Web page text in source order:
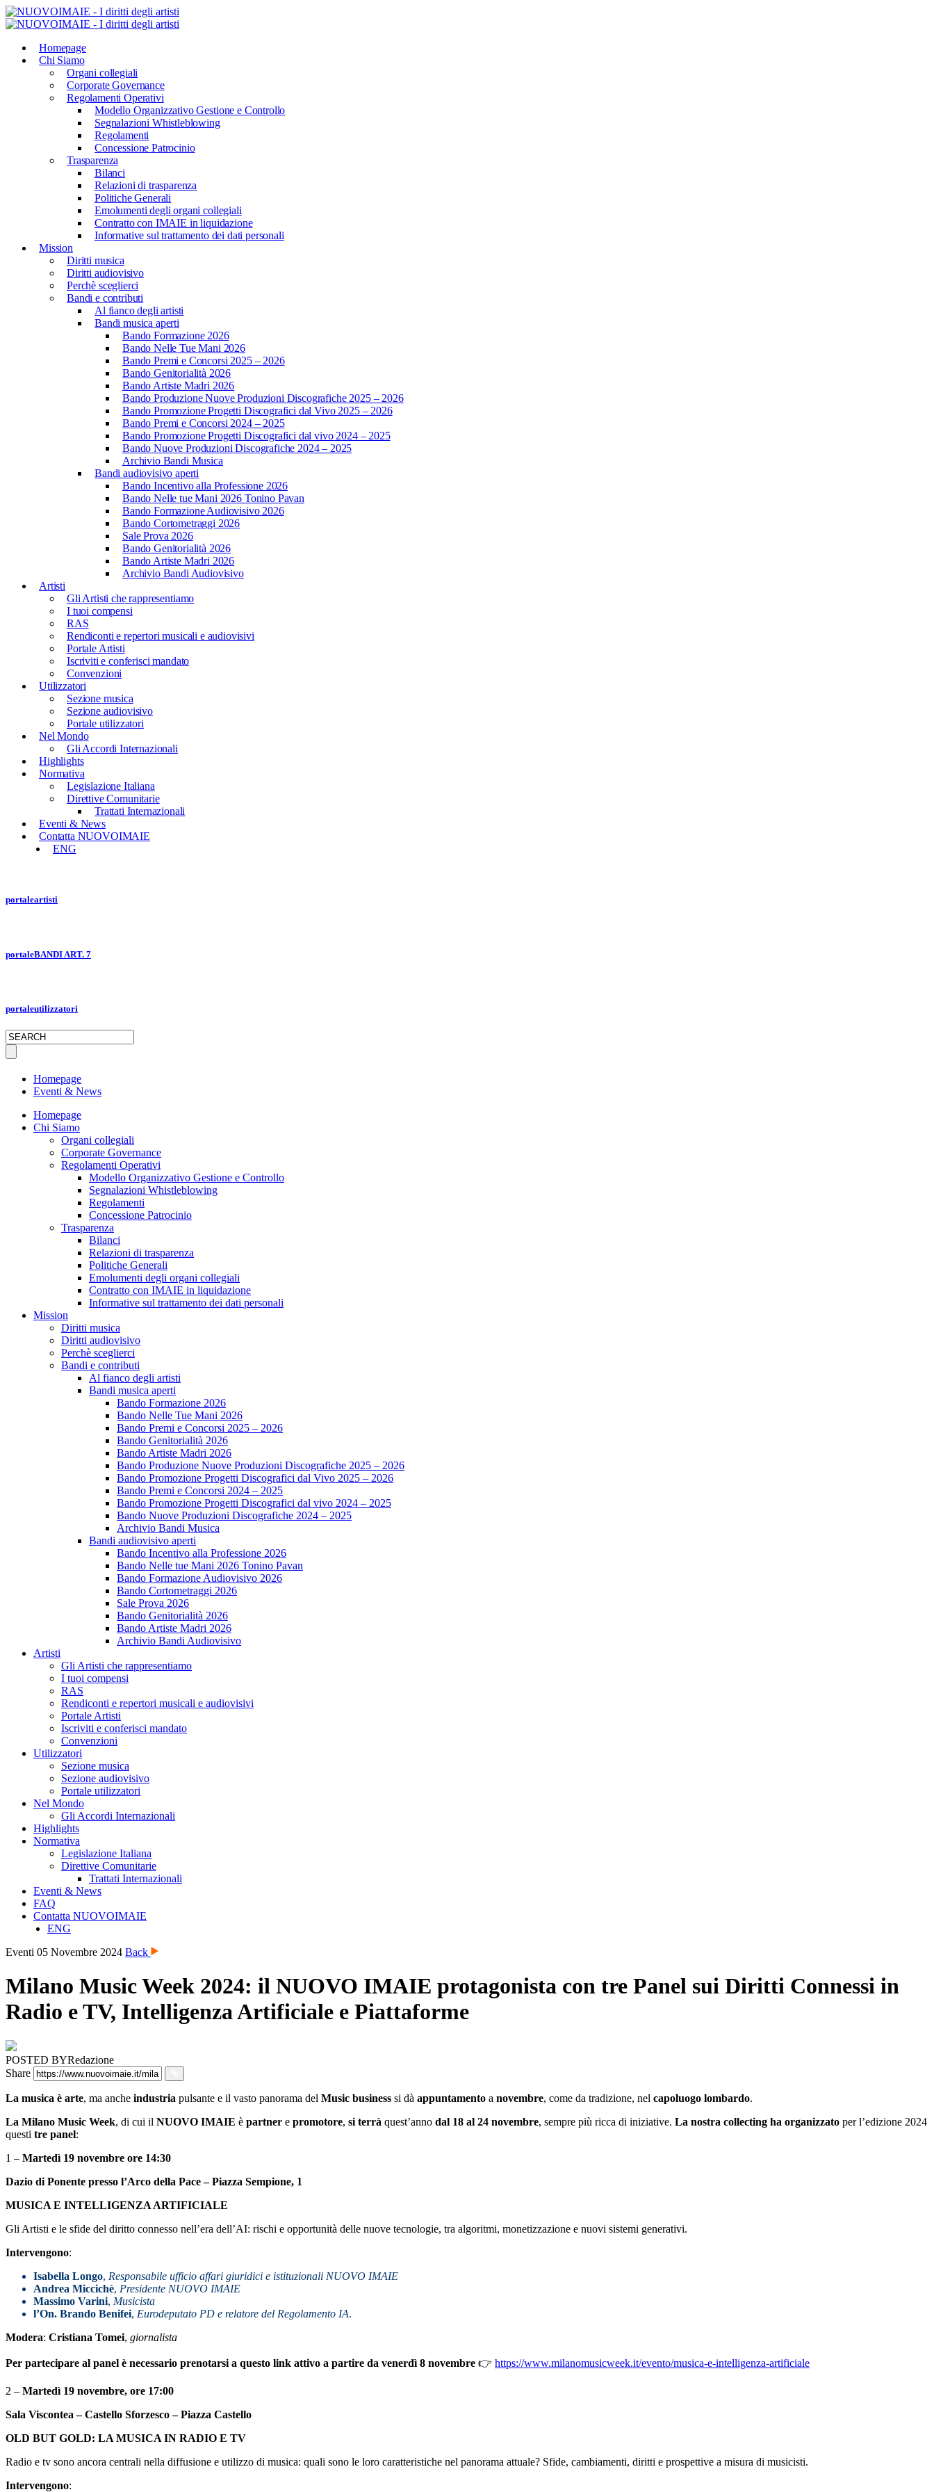
Homepage
Chi Siamo
Organi collegiali
Corporate Governance
Regolamenti Operativi
Modello Organizzativo Gestione e Controllo
Segnalazioni Whistleblowing
Regolamenti
Concessione Patrocinio
Trasparenza
Bilanci
Relazioni di trasparenza
Politiche Generali
Emolumenti degli organi collegiali
Contratto con IMAIE in liquidazione
Informative sul trattamento dei dati personali
Mission
Diritti musica
Diritti audiovisivo
Perchè sceglierci
Bandi e contributi
Al fianco degli artisti
Bandi musica aperti
Bando Formazione 2026
Bando Nelle Tue Mani 2026
Bando Premi e Concorsi 2025 – 2026
Bando Genitorialità 2026
Bando Artiste Madri 2026
Bando Produzione Nuove Produzioni Discografiche 2025 – 2026
Bando Promozione Progetti Discografici dal Vivo 2025 – 2026
Bando Premi e Concorsi 2024 – 2025
Bando Promozione Progetti Discografici dal vivo 2024 – 2025
Bando Nuove Produzioni Discografiche 2024 – 2025
Archivio Bandi Musica
Bandi audiovisivo aperti
Bando Incentivo alla Professione 2026
Bando Nelle tue Mani 2026 Tonino Pavan
Bando Formazione Audiovisivo 2026
Bando Cortometraggi 2026
Sale Prova 2026
Bando Genitorialità 2026
Bando Artiste Madri 2026
Archivio Bandi Audiovisivo
Artisti
Gli Artisti che rappresentiamo
I tuoi compensi
RAS
Rendiconti e repertori musicali e audiovisivi
Portale Artisti
Iscriviti e conferisci mandato
Convenzioni
Utilizzatori
Sezione musica
Sezione audiovisivo
Portale utilizzatori
Nel Mondo
Gli Accordi Internazionali
Highlights
Normativa
Legislazione Italiana
Direttive Comunitarie
Trattati Internazionali
Eventi & News
Contatta NUOVOIMAIE
ENG
portaleartisti
portaleBANDI ART. 7
portaleutilizzatori
Homepage
Eventi & News
Homepage
Chi Siamo
Organi collegiali
Corporate Governance
Regolamenti Operativi
Modello Organizzativo Gestione e Controllo
Segnalazioni Whistleblowing
Regolamenti
Concessione Patrocinio
Trasparenza
Bilanci
Relazioni di trasparenza
Politiche Generali
Emolumenti degli organi collegiali
Contratto con IMAIE in liquidazione
Informative sul trattamento dei dati personali
Mission
Diritti musica
Diritti audiovisivo
Perchè sceglierci
Bandi e contributi
Al fianco degli artisti
Bandi musica aperti
Bando Formazione 2026
Bando Nelle Tue Mani 2026
Bando Premi e Concorsi 2025 – 2026
Bando Genitorialità 2026
Bando Artiste Madri 2026
Bando Produzione Nuove Produzioni Discografiche 2025 – 2026
Bando Promozione Progetti Discografici dal Vivo 2025 – 2026
Bando Premi e Concorsi 2024 – 2025
Bando Promozione Progetti Discografici dal vivo 2024 – 2025
Bando Nuove Produzioni Discografiche 2024 – 2025
Archivio Bandi Musica
Bandi audiovisivo aperti
Bando Incentivo alla Professione 2026
Bando Nelle tue Mani 2026 Tonino Pavan
Bando Formazione Audiovisivo 2026
Bando Cortometraggi 2026
Sale Prova 2026
Bando Genitorialità 2026
Bando Artiste Madri 2026
Archivio Bandi Audiovisivo
Artisti
Gli Artisti che rappresentiamo
I tuoi compensi
RAS
Rendiconti e repertori musicali e audiovisivi
Portale Artisti
Iscriviti e conferisci mandato
Convenzioni
Utilizzatori
Sezione musica
Sezione audiovisivo
Portale utilizzatori
Nel Mondo
Gli Accordi Internazionali
Highlights
Normativa
Legislazione Italiana
Direttive Comunitarie
Trattati Internazionali
Eventi & News
FAQ
Contatta NUOVOIMAIE
ENG
Eventi 05 Novembre 2024 Back
Milano Music Week 2024: il NUOVO IMAIE protagonista con tre Panel sui Diritti Connessi in
Radio e TV, Intelligenza Artificiale e Piattaforme
POSTED BYRedazione
Share
La musica è arte, ma anche industria pulsante e il vasto panorama del Music business si dà appuntamento a novembre, come da tradizione, nel capoluogo lombardo.
La Milano Music Week, di cui il NUOVO IMAIE è partner e promotore, si terrà quest’anno dal 18 al 24 novembre, sempre più ricca di iniziative. La nostra collecting ha organizzato per l’edizione 2024
questi tre panel:
1 – Martedì 19 novembre ore 14:30
Dazio di Ponente presso l’Arco della Pace – Piazza Sempione, 1
MUSICA E INTELLIGENZA ARTIFICIALE
Gli Artisti e le sfide del diritto connesso nell’era dell’AI: rischi e opportunità delle nuove tecnologie, tra algoritmi, monetizzazione e nuovi sistemi generativi.
Intervengono:
Isabella Longo, Responsabile ufficio affari giuridici e istituzionali NUOVO IMAIE
Andrea Miccichè, Presidente NUOVO IMAIE
Massimo Varini, Musicista
l’On. Brando Benifei, Eurodeputato PD e relatore del Regolamento IA.
Modera: Cristiana Tomei, giornalista
Per partecipare al panel è necessario prenotarsi a questo link attivo a partire da venerdì 8 novembre 👉 https://www.milanomusicweek.it/evento/musica-e-intelligenza-artificiale
2 – Martedì 19 novembre, ore 17:00
Sala Viscontea – Castello Sforzesco – Piazza Castello
OLD BUT GOLD: LA MUSICA IN RADIO E TV
Radio e tv sono ancora centrali nella diffusione e utilizzo di musica: quali sono le loro caratteristiche nel panorama attuale? Sfide, cambiamenti, diritti e prospettive a misura di musicisti.
Intervengono: